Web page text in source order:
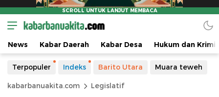
News Kabar Daerah Kabar Desa Hukum dan
Terpopuler Indeks Barito Utara Muara teweh
kabarbanuakita.com Legislatif